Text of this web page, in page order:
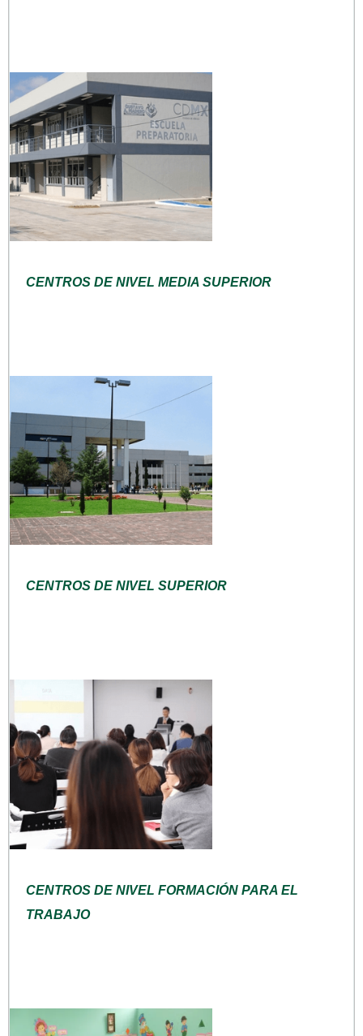
CENTROS DE NIVEL MEDIA SUPERIOR
CENTROS DE NIVEL SUPERIOR
CENTROS DE NIVEL FORMACIÓN PARA EL
TRABAJO